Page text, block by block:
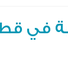
في